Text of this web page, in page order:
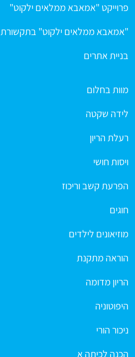
פרוייקט "אמאבא ממלאים ילקוט"
"אמאבא ממלאים ילקוט" בתקשורת
בניית אתרים
מוות בחלום
לידה שקטה
רעלת הריון
ויסות חושי
הפרעת קשב וריכוז
חוגים
מוזיאונים לילדים
הוראה מתקנת
הריון מדומה
היפוטוניה
ניכור הורי
הכנה לכיתה א